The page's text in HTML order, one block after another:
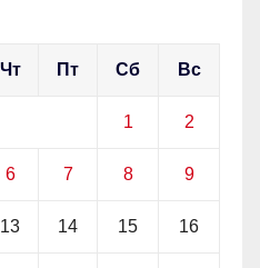
Чт Пт Сб Вс
1 2
6 7 8 9
13 14 15 16